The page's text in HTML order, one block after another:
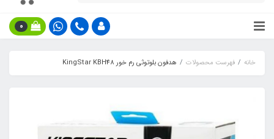
0
خانه فهرست محصولات هدفون بلوتوثی رم خور KingStar KBH48